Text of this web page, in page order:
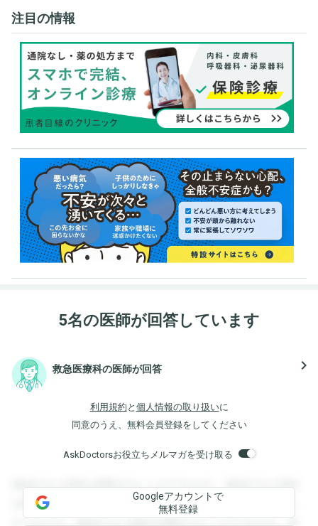
注目の情報
5名の医師が回答しています
救急医療科の医師が回答 navigate_next
利用規約 と 個人情報の取り扱いに
同意のうえ、無料会員登録をしてください
AskDoctorsお役立ちメルマガを受け取る
登録すると回答を閲覧することができます。登録すると回答
を閲覧することができます。登録すると回答を閲覧すること
ができます。登録すると回答を閲覧することができます。登
Googleアカウントで
無料登録